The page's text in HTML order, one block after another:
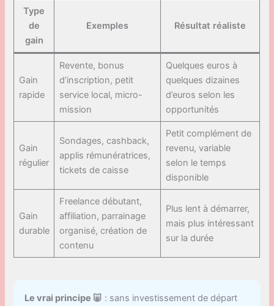
Type
de
gain
Exemples Résultat réaliste
Gain
rapide
Revente, bonus
d’inscription, petit
service local, micro-
mission
Quelques euros à
quelques dizaines
d’euros selon les
opportunités
Gain
régulier
Sondages, cashback,
applis rémunératrices,
tickets de caisse
Petit complément de
revenu, variable
selon le temps
disponible
Gain
durable
Freelance débutant,
affiliation, parrainage
organisé, création de
contenu
Plus lent à démarrer,
mais plus intéressant
sur la durée
Le vrai principe 🐷 : sans investissement de départ